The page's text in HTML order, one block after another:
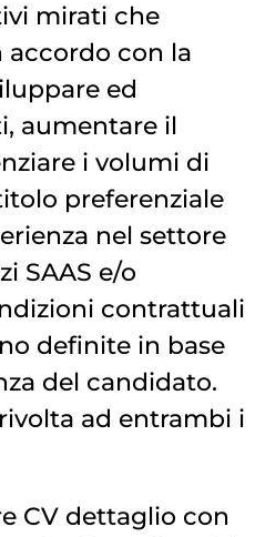
mirati che
con la
ed
aumentare il
i volumi di
preferenziale
nel settore
SAAS e/o
contrattuali
definite in base
del candidato.
ad entrambi i
CV dettaglio con